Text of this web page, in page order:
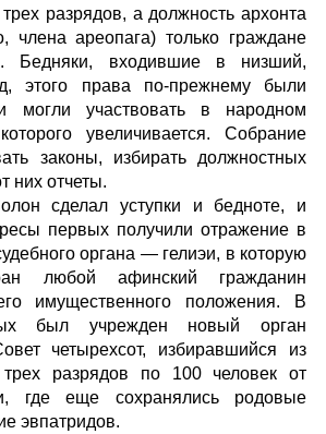
разрядов, а должность архонта
члена ареопага) только граждане
Бедняки, входившие в низший,
этого права по-прежнему были
участвовать в народном
увеличивается. Собрание
законы, избирать должностных
них отчеты.
сделал уступки и бедноте, и
первых получили отражение в
органа — гелиэи, в которую
любой афинский гражданин
имущественного положения. В
был учрежден новый орган
четырехсот, избиравшийся из
разрядов по 100 человек от
где еще сохранялись родовые
эвпатридов.